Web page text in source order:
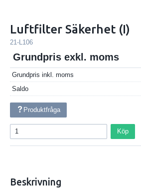
Luftfilter Säkerhet (I)
21-L106
Grundpris exkl. moms
Grundpris inkl. moms
Saldo
Produktfråga
Köp
Beskrivning